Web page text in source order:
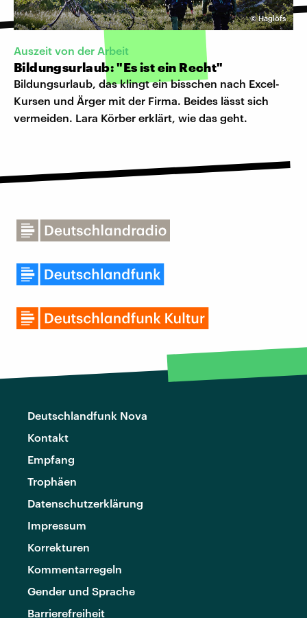
©Haglöfs
Auszeit von der Arbeit
Bildungsurlaub: "Es ist ein Recht"
Bildungsurlaub, das klingt ein bisschen nach Excel-
Kursen und Ärger mit der Firma. Beides lässt sich
vermeiden. Lara Körber erklärt, wie das geht.
Deutschlandfunk Nova
Kontakt
Empfang
Trophäen
Datenschutzerklärung
Impressum
Korrekturen
Kommentarregeln
Gender und Sprache
Barrierefreiheit